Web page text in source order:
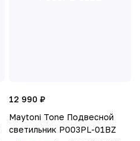
12 990 ₽
Maytoni Tone Подвесной
светильник P003PL-01BZ